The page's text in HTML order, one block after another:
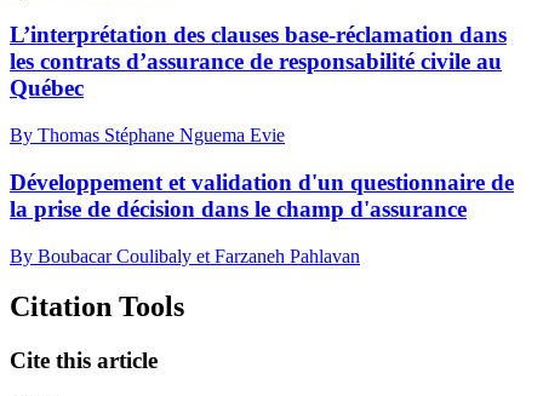
L’interprétation des clauses base-réclamation dans
les contrats d’assurance de responsabilité civile au
Québec
By Thomas Stéphane Nguema Evie
Développement et validation d'un questionnaire de
la prise de décision dans le champ d'assurance
By Boubacar Coulibaly et Farzaneh Pahlavan
Citation Tools
Cite this article